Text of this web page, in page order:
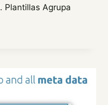
Plantillas Agrupa